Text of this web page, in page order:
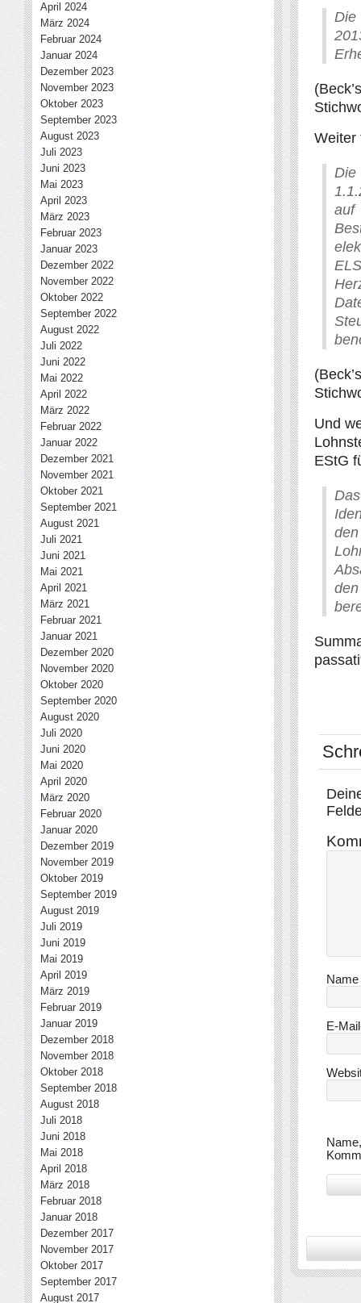
Die
Weiter
auf
Und
EStG
Name
E-
April 2024
März 2024
Februar 2024
Januar 2024
Dezember 2023
November 2023
Oktober 2023
September 2023
August 2023
Juli 2023
Juni 2023
Mai 2023
April 2023
März 2023
Februar 2023
Januar 2023
Dezember 2022
November 2022
Oktober 2022
September 2022
August 2022
Juli 2022
Juni 2022
Mai 2022
April 2022
März 2022
Februar 2022
Januar 2022
Dezember 2021
November 2021
Oktober 2021
September 2021
August 2021
Juli 2021
Juni 2021
Mai 2021
April 2021
März 2021
Februar 2021
Januar 2021
Dezember 2020
November 2020
Oktober 2020
September 2020
August 2020
Juli 2020
Juni 2020
Mai 2020
April 2020
März 2020
Februar 2020
Januar 2020
Dezember 2019
November 2019
Oktober 2019
September 2019
August 2019
Juli 2019
Juni 2019
Mai 2019
April 2019
März 2019
Februar 2019
Januar 2019
Dezember 2018
November 2018
Oktober 2018
September 2018
August 2018
Juli 2018
Juni 2018
Mai 2018
April 2018
März 2018
Februar 2018
Januar 2018
Dezember 2017
November 2017
Oktober 2017
September 2017
August 2017